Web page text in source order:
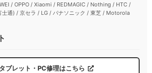
/ OPPO / Xiaomi / REDMAGIC / Nothing / HTC /
通) / 京セラ / LG / パナソニック / 東芝 / Motorola
タブレット・PC修理はこちら